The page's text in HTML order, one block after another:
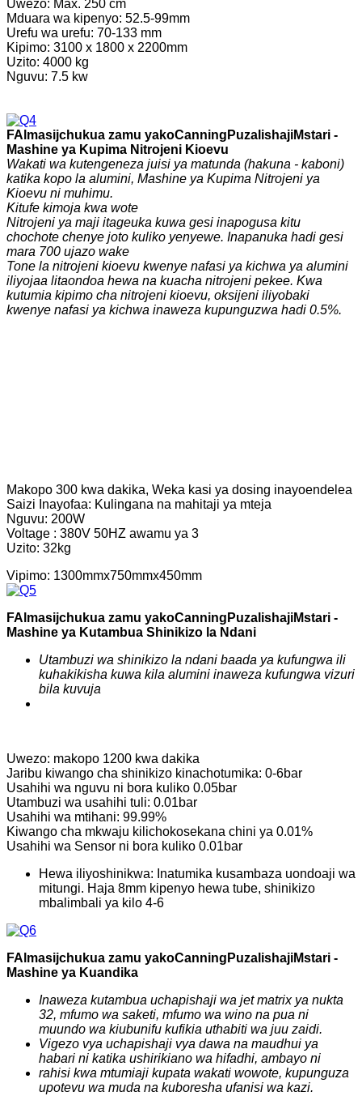
Uwezo: Max. 250 cm
Mduara wa kipenyo: 52.5-99mm
Urefu wa urefu: 70-133 mm
Kipimo: 3100 x 1800 x 2200mm
Uzito: 4000 kg
Nguvu: 7.5 kw
FAlmasijchukua zamu yakoCanning PuzalishajiMstari -
Mashine ya Kupima Nitrojeni Kioevu
Wakati wa kutengeneza juisi ya matunda (hakuna - kaboni)
katika kopo la alumini, Mashine ya Kupima Nitrojeni ya
Kioevu ni muhimu.
Kitufe kimoja kwa wote
Nitrojeni ya maji itageuka kuwa gesi inapogusa kitu
chochote chenye joto kuliko yenyewe. Inapanuka hadi gesi
mara 700 ujazo wake
Tone la nitrojeni kioevu kwenye nafasi ya kichwa ya alumini
iliyojaa litaondoa hewa na kuacha nitrojeni pekee. Kwa
kutumia kipimo cha nitrojeni kioevu, oksijeni iliyobaki
kwenye nafasi ya kichwa inaweza kupunguzwa hadi 0.5%.
Makopo 300 kwa dakika, Weka kasi ya dosing inayoendelea
Saizi Inayofaa: Kulingana na mahitaji ya mteja
Nguvu: 200W
Voltage : 380V 50HZ awamu ya 3
Uzito: 32kg
Vipimo: 1300mmx750mmx450mm
FAlmasijchukua zamu yakoCanning PuzalishajiMstari -
Mashine ya Kutambua Shinikizo la Ndani
Utambuzi wa shinikizo la ndani baada ya kufungwa ili
kuhakikisha kuwa kila alumini inaweza kufungwa vizuri
bila kuvuja
Uwezo: makopo 1200 kwa dakika
Jaribu kiwango cha shinikizo kinachotumika: 0-6bar
Usahihi wa nguvu ni bora kuliko 0.05bar
Utambuzi wa usahihi tuli: 0.01bar
Usahihi wa mtihani: 99.99%
Kiwango cha mkwaju kilichokosekana chini ya 0.01%
Usahihi wa Sensor ni bora kuliko 0.01bar
Hewa iliyoshinikwa: Inatumika kusambaza uondoaji wa
mitungi. Haja 8mm kipenyo hewa tube, shinikizo
mbalimbali ya kilo 4-6
FAlmasijchukua zamu yakoCanning PuzalishajiMstari -
Mashine ya Kuandika
Inaweza kutambua uchapishaji wa jet matrix ya nukta
32, mfumo wa saketi, mfumo wa wino na pua ni
muundo wa kiubunifu kufikia uthabiti wa juu zaidi.
Vigezo vya uchapishaji vya dawa na maudhui ya
habari ni katika ushirikiano wa hifadhi, ambayo ni
rahisi kwa mtumiaji kupata wakati wowote, kupunguza
upotevu wa muda na kuboresha ufanisi wa kazi.